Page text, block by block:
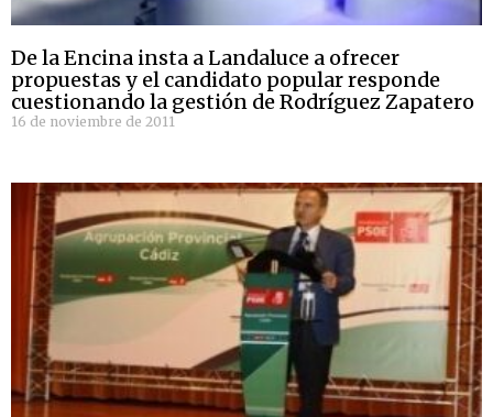
De la Encina insta a Landaluce a ofrecer
propuestas y el candidato popular responde
cuestionando la gestión de Rodríguez Zapatero
16 de noviembre de 2011